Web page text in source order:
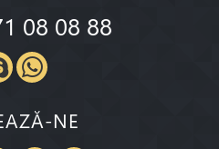
08 08 88
NE